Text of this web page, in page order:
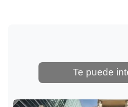
Te puede